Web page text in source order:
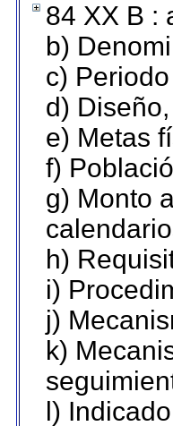
84 XX B :
b)
c)
d)
e) Metas
f)
g) Monto
h)
i)
j)
k)
l)